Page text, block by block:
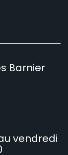
Barnier
vendredi